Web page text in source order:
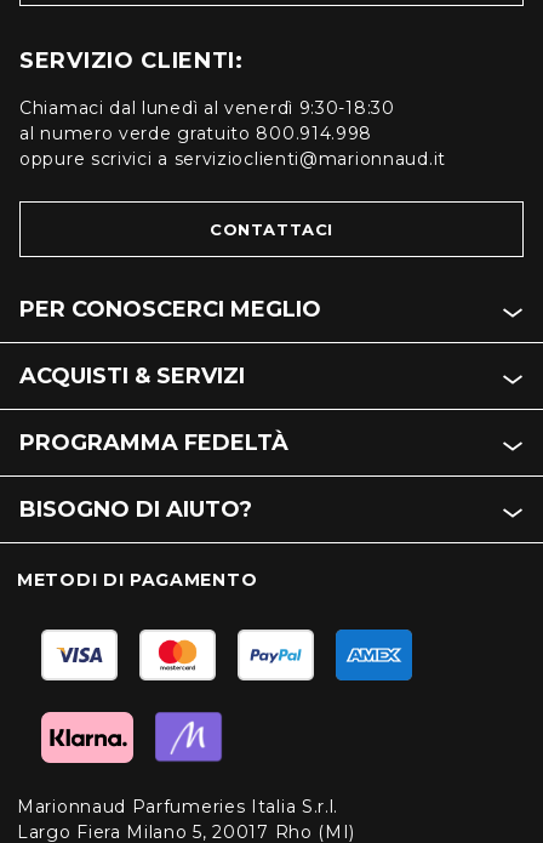
SERVIZIO CLIENTI:
Chiamaci dal lunedì al venerdì 9:30-18:30
al numero verde gratuito 800.914.998
oppure scrivici a servizioclienti@marionnaud.it
CONTATTACI
PER CONOSCERCI MEGLIO
ACQUISTI & SERVIZI
PROGRAMMA FEDELTÀ
BISOGNO DI AIUTO?
METODI DI PAGAMENTO
Marionnaud Parfumeries Italia S.r.l.
Largo Fiera Milano 5, 20017 Rho (MI)